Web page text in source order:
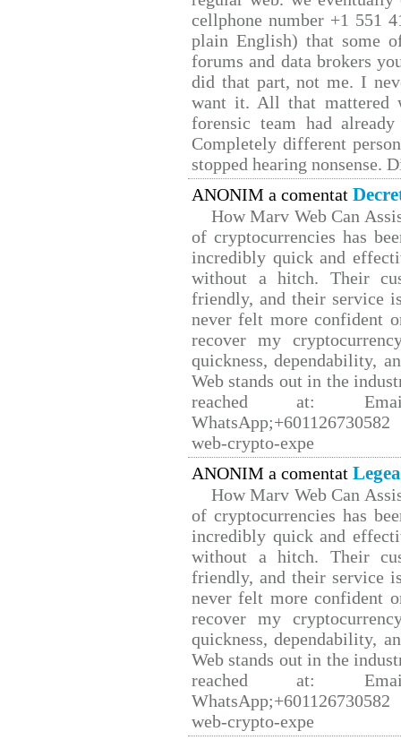
cellphone number +1 551
plain English) that some
forums and data brokers
did that part, not me. I
want it. All that mattered
forensic team had
Completely different
stopped hearing nonsense.
ANONIM a comentat
How Marv Web Can
of cryptocurrencies has
incredibly quick and
without a hitch. Their
friendly, and their service
never felt more confident
recover my
quickness, dependability,
Web stands out in the
reached at: Email
web-crypto-expe
ANONIM a comentat
How Marv Web Can
of cryptocurrencies has
incredibly quick and
without a hitch. Their
friendly, and their service
never felt more confident
recover my
quickness, dependability,
Web stands out in the
reached at: Email
web-crypto-expe